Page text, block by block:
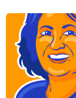
belangrijke
verstoringen,
Eerste en
ingestemd met
Continued